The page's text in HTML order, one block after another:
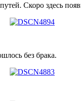
Скоро здесь
без брака.